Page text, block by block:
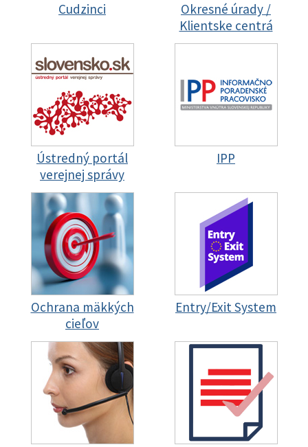
Cudzinci
Okresné úrady /
Klientske centrá
Ústredný portál
verejnej správy
IPP
Ochrana mäkkých
cieľov
Entry/Exit System